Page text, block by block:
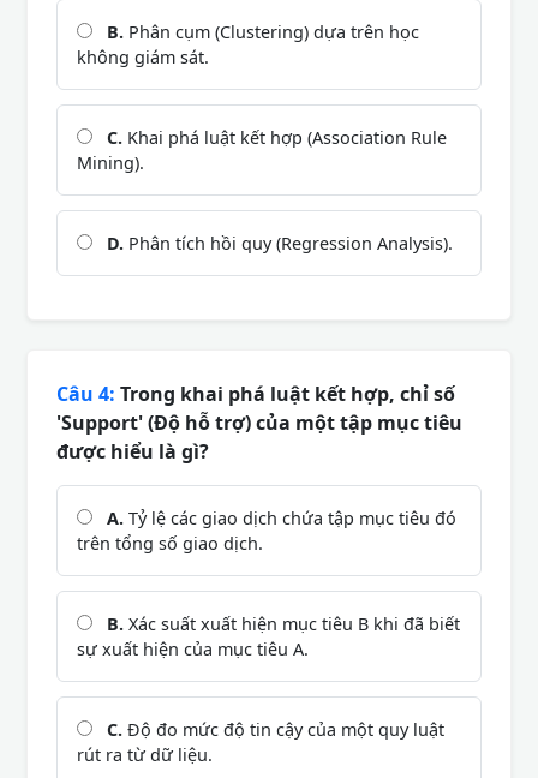
B. Phân cụm (Clustering) dựa trên học
không giám sát.
C. Khai phá luật kết hợp (Association Rule
Mining).
D. Phân tích hồi quy (Regression Analysis).
Câu 4: Trong khai phá luật kết hợp, chỉ số
'Support' (Độ hỗ trợ) của một tập mục tiêu
được hiểu là gì?
A. Tỷ lệ các giao dịch chứa tập mục tiêu đó
trên tổng số giao dịch.
B. Xác suất xuất hiện mục tiêu B khi đã biết
sự xuất hiện của mục tiêu A.
C. Độ đo mức độ tin cậy của một quy luật
rút ra từ dữ liệu.